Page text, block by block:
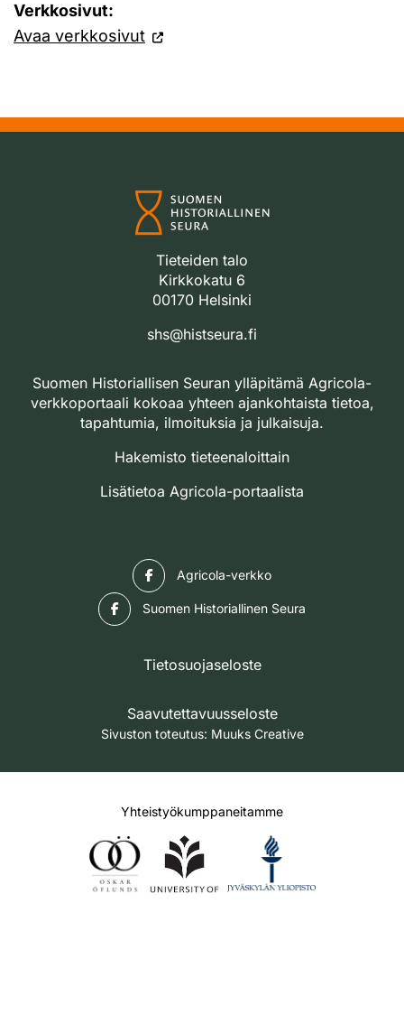
Verkkosivut:
Avaa verkkosivut
Tieteiden talo
Kirkkokatu 6
00170 Helsinki
shs@histseura.fi
Suomen Historiallisen Seuran ylläpitämä Agricola-
verkkoportaali kokoaa yhteen ajankohtaista tietoa,
tapahtumia, ilmoituksia ja julkaisuja.
Hakemisto tieteenaloittain
Lisätietoa Agricola-portaalista
Agricola-verkko
Suomen Historiallinen Seura
Tietosuojaseloste
Saavutettavuusseloste
Sivuston toteutus: Muuks Creative
Yhteistyökumppaneitamme